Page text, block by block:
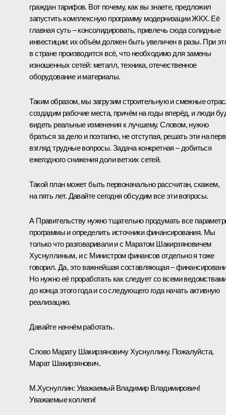
граждан тарифов. Вот почему, как вы знаете, предложил
запустить комплексную программу модернизации ЖКХ. Её
главная суть – консолидировать, привлечь сюда солидные
инвестиции: их объём должен быть увеличен в разы. При
в стране производится всё, что необходимо для замены
изношенных сетей: металл, техника, отечественное
оборудование и материалы.
Таким образом, мы загрузим строительную и смежные
создадим рабочие места, причём на годы вперёд, и люди
видеть реальные изменения к лучшему. Словом, нужно
браться за дело и поэтапно, не отступая, решать эти на
взгляд трудные вопросы. Задача конкретная – добиться
ежегодного снижения доли ветхих сетей.
Такой план может быть первоначально рассчитан, скажем,
на пять лет. Давайте сегодня обсудим все эти вопросы.
А Правительству нужно тщательно продумать все
программы и определить источники финансирования. Мы
только что разговаривали и с Маратом Шакирзяновичем
Хуснуллиным, и с Министром финансов отдельно я тоже
говорил. Да, это важнейшая составляющая –
Но нужно её проработать как следует со всеми
до конца этого года и со следующего года начать активную
реализацию.
Давайте начнём работать.
Слово Марату Шакирзяновичу Хуснуллину. Пожалуйста,
Марат Шакирзянович.
М.Хуснуллин: Уважаемый Владимир Владимирович!
Уважаемые коллеги!